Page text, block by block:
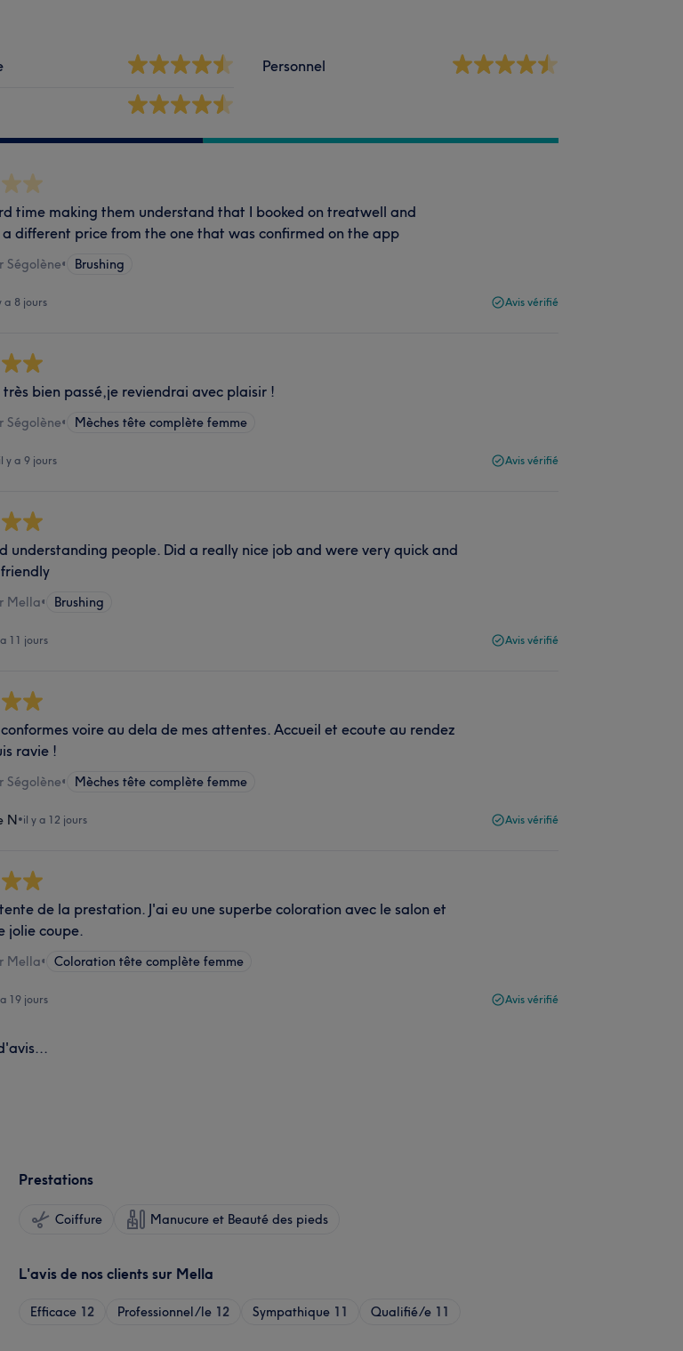
Personnel
time making them understand that I booked on treatwell and
different price from the one that was confirmed on the app
Ségolène• Brushing
a 8 jours Avis vérifié
très bien passé,je reviendrai avec plaisir !
Ségolène• Mèches tête complète femme
il y a 9 jours Avis vérifié
understanding people. Did a really nice job and were very quick and
Mella• Brushing
11 jours Avis vérifié
voire au dela de mes attentes. Accueil et ecoute au rendez
ravie !
Ségolène• Mèches tête complète femme
N•il y a 12 jours Avis vérifié
de la prestation. J'ai eu une superbe coloration avec le salon et
jolie coupe.
Mella• Coloration tête complète femme
19 jours Avis vérifié
Prestations
Coiffure Manucure et Beauté des pieds
L'avis de nos clients sur Mella
Efficace 12 Professionnel/le 12 Sympathique 11 Qualifié/e 11